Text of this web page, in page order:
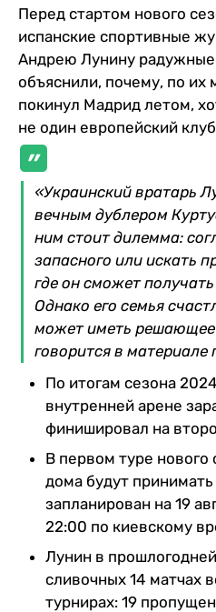
Перед стартом нового
испанские спортивные
Андрею Лунину
объяснили, почему, по их
покинул Мадрид летом,
не один европейский
«Украинский вратарь
вечным дублером
ним стоит дилемма:
запасного или искать
где он сможет
Однако его семья
может иметь решающее
говорится в материале
По итогам сезона
внутренней арене
финишировал на
В первом туре нового
дома будут
запланирован на 19
22:00 по киевскому
Лунин в
сливочных 14 матчах
турнирах: 19